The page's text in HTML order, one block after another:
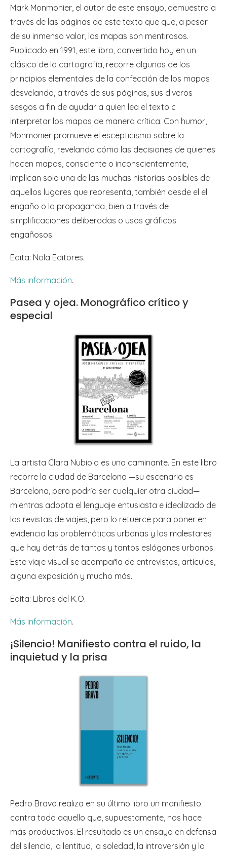
Mark Monmonier, el autor de este ensayo, demuestra a
través de las páginas de este texto que que, a pesar
de su inmenso valor, los mapas son mentirosos.
Publicado en 1991, este libro, convertido hoy en un
clásico de la cartografía, recorre algunos de los
principios elementales de la confección de los mapas
desvelando, a través de sus páginas, sus diveros
sesgos a fin de ayudar a quien lea el texto c
interpretar los mapas de manera crítica. Con humor,
Monmonier promueve el escepticismo sobre la
cartografía, revelando cómo las decisiones de quienes
hacen mapas, consciente o inconscientemente,
implican solo una de las muchas historias posibles de
aquellos lugares que representa, también desde el el
engaño o la propaganda, bien a través de
simplificaciones deliberadas o usos gráficos
engañosos.
Edita: Nola Editores.
Más información.
Pasea y ojea. Monográfico crítico y
especial
La artista Clara Nubiola es una caminante. En este libro
recorre la ciudad de Barcelona —su escenario es
Barcelona, pero podría ser cualquier otra ciudad—
mientras adopta el lenguaje entusiasta e idealizado de
las revistas de viajes, pero lo retuerce para poner en
evidencia las problemáticas urbanas y los malestares
que hay detrás de tantos y tantos eslóganes urbanos.
Este viaje visual se acompaña de entrevistas, artículos,
alguna exposición y mucho más.
Edita: Libros del K.O.
Más información.
¡Silencio! Manifiesto contra el ruido, la
inquietud y la prisa
Pedro Bravo realiza en su último libro un manifiesto
contra todo aquello que, supuestamente, nos hace
más productivos. El resultado es un ensayo en defensa
del silencio, la lentitud, la soledad, la introversión y la